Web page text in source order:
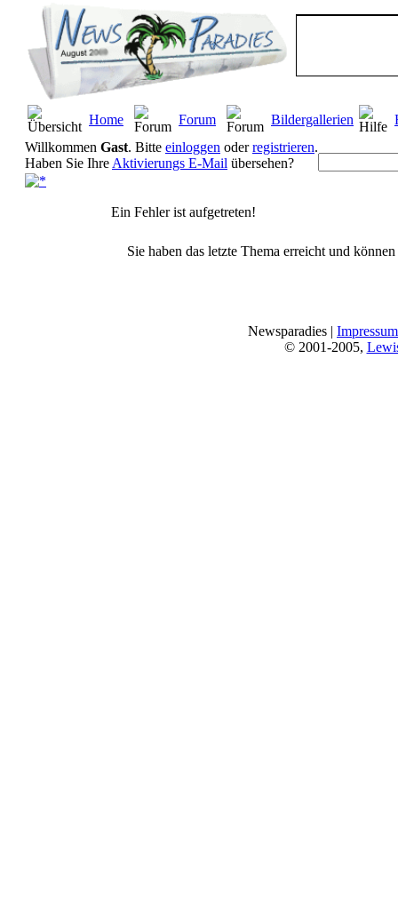
Home Forum Bildergallerien
Willkommen Gast. Bitte einloggen oderregistrieren.
Haben Sie Ihre Aktivierungs E-Mail übersehen?
Ein Fehler ist aufgetreten!
Sie haben das letzte Thema erreicht und
Newsparadies | Impressum
© 2001-2005,